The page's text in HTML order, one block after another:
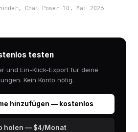
Chat Power ·10. Mai 2026
testen
und Ein-Klick-Export für deine
Kein Konto nötig.
hinzufügen — kostenlos
holen — $4/Monat